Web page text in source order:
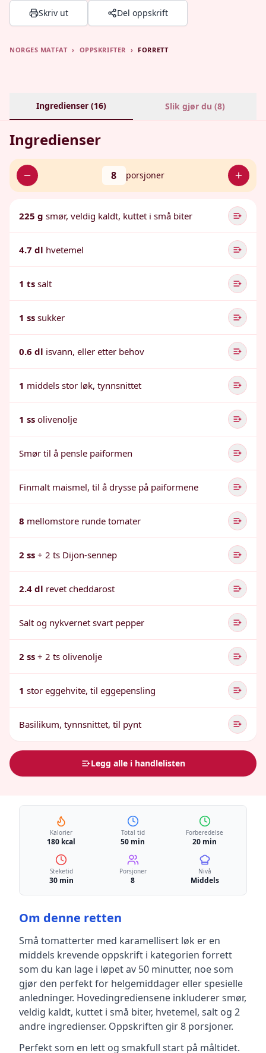
Skriv ut Del oppskrift
NORGES MATFAT › OPPSKRIFTER › FORRETT
Ingredienser (16) Slik gjør du (8)
Ingredienser
8 porsjoner
225 g smør, veldig kaldt, kuttet i små biter
4.7 dl hvetemel
1 ts salt
1 ss sukker
0.6 dl isvann, eller etter behov
1 middels stor løk, tynnsnittet
1 ss olivenolje
Smør til å pensle paiformen
Finmalt maismel, til å drysse på paiformene
8 mellomstore runde tomater
2 ss + 2 ts Dijon-sennep
2.4 dl revet cheddarost
Salt og nykvernet svart pepper
2 ss + 2 ts olivenolje
1 stor eggehvite, til eggepensling
Basilikum, tynnsnittet, til pynt
Legg alle i handlelisten
Kalorier
180 kcal
Total tid
50 min
Forberedelse
20 min
Steketid
30 min
Porsjoner
8
Nivå
Middels
Om denne retten
Små tomatterter med karamellisert løk er en
middels krevende oppskrift i kategorien forrett
som du kan lage i løpet av 50 minutter, noe som
gjør den perfekt for helgemiddager eller spesielle
anledninger. Hovedingrediensene inkluderersmør,
veldig kaldt, kuttet i små biter, hvetemel, salt og 2
andre ingredienser. Oppskriften gir8 porsjoner.
Perfekt som en lett og smakfull start på måltidet.